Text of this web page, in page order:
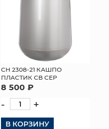
СН 2308-21 КАШПО
ПЛАСТИК СВ СЕР
8 500 ₽
- +
В КОРЗИНУ